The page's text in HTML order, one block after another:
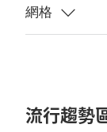
流行趨勢